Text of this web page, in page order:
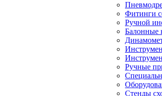
Фитинги
Ручной
Балонные
Ручные
Стенды